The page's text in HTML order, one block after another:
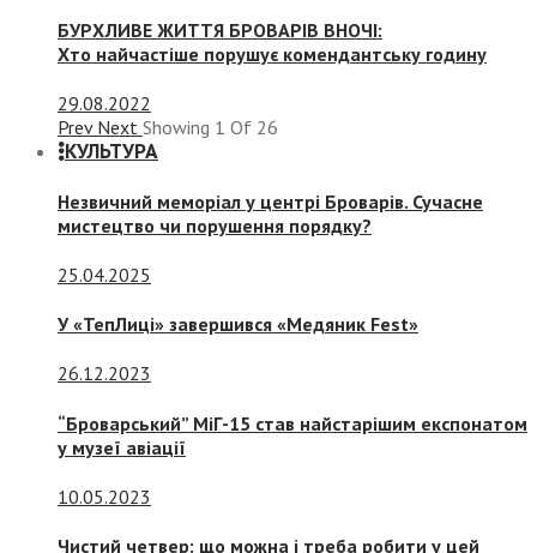
БУРХЛИВЕ ЖИТТЯ БРОВАРІВ ВНОЧІ:
Хто найчастіше порушує комендантську годину
29.08.2022
Prev Next Showing 1 Of 26
КУЛЬТУРА
Незвичний меморіал у центрі Броварів. Сучасне
мистецтво чи порушення порядку?
25.04.2025
У «ТепЛиці» завершився «Медяник Fest»
26.12.2023
“Броварський” МіГ-15 став найстарішим експонатом
у музеї авіації
10.05.2023
Чистий четвер: що можна і треба робити у цей